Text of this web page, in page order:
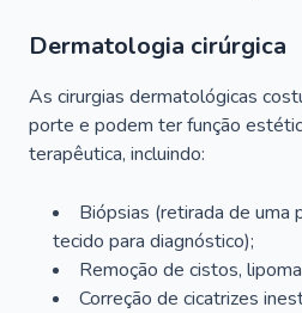
Dermatologia cirúrgica
As cirurgias dermatológicas
porte e podem ter função
terapêutica, incluindo:
Biópsias (retirada de uma
tecido para diagnóstico);
Remoção de cistos,
Correção de cicatrizes